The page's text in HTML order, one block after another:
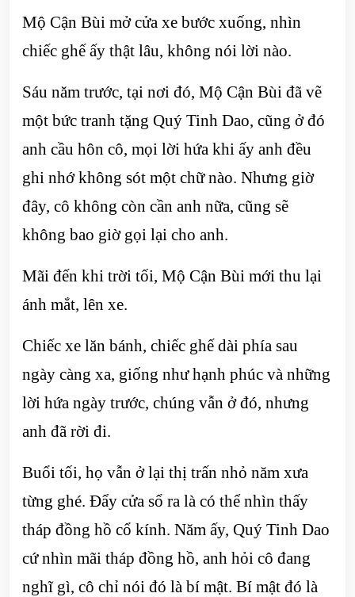
Mộ Cận Bùi mở cửa xe bước xuống, nhìn
chiếc ghế ấy thật lâu, không nói lời nào.
Sáu năm trước, tại nơi đó, Mộ Cận Bùi đã vẽ
một bức tranh tặng Quý Tinh Dao, cũng ở đó
anh cầu hôn cô, mọi lời hứa khi ấy anh đều
ghi nhớ không sót một chữ nào. Nhưng giờ
đây, cô không còn cần anh nữa, cũng sẽ
không bao giờ gọi lại cho anh.
Mãi đến khi trời tối, Mộ Cận Bùi mới thu lại
ánh mắt, lên xe.
Chiếc xe lăn bánh, chiếc ghế dài phía sau
ngày càng xa, giống như hạnh phúc và những
lời hứa ngày trước, chúng vẫn ở đó, nhưng
anh đã rời đi.
Buổi tối, họ vẫn ở lại thị trấn nhỏ năm xưa
từng ghé. Đẩy cửa sổ ra là có thể nhìn thấy
tháp đồng hồ cổ kính. Năm ấy, Quý Tinh Dao
cứ nhìn mãi tháp đồng hồ, anh hỏi cô đang
nghĩ gì, cô chỉ nói đó là bí mật. Bí mật đó là